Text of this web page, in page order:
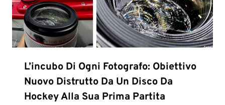
L’incubo Di Ogni Fotografo: Obiettivo
Nuovo Distrutto Da Un Disco Da
Hockey Alla Sua Prima Partita